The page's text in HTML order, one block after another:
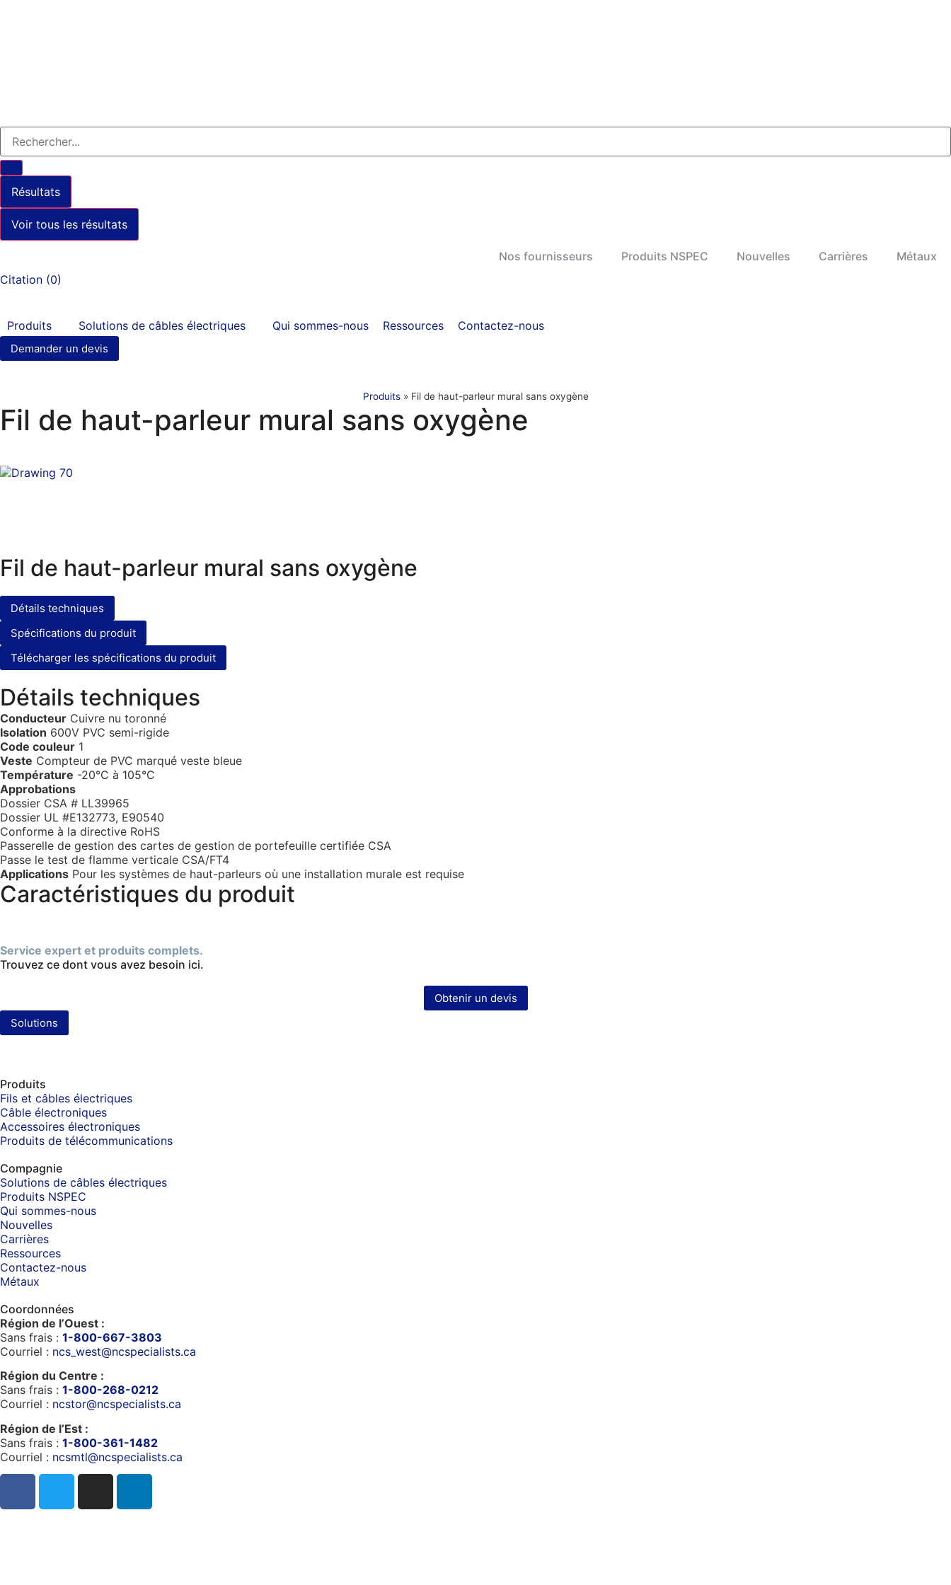
Résultats
Voir tous les résultats
Nos fournisseurs Produits NSPEC Nouvelles Carrières
Métaux
Citation (0)
Produits Solutions de câbles électriques Qui sommes-nous Ressources Contactez-nous
Demander un devis
Produits» Fil de haut-parleur mural sans oxygène
Fil de haut-parleur mural sans oxygène
Fil de haut-parleur mural sans oxygène
Détails techniques
Spécifications du produit
Télécharger les spécifications du produit
Détails techniques
Conducteur Cuivre nu toronné
Isolation 600V PVC semi-rigide
Code couleur 1
Veste Compteur de PVC marqué veste bleue
Température -20°C à 105°C
Approbations
Dossier CSA # LL39965
Dossier UL #E132773, E90540
Conforme à la directive RoHS
Passerelle de gestion des cartes de gestion de portefeuille certifiée CSA
Passe le test de flamme verticale CSA/FT4
Applications Pour les systèmes de haut-parleurs où une installation murale est requise
Caractéristiques du produit
Service expert et produits complets.
Trouvez ce dont vous avez besoin ici.
Obtenir un devis
Solutions
Produits
Fils et câbles électriques
Câble électroniques
Accessoires électroniques
Produits de télécommunications
Compagnie
Solutions de câbles électriques
Produits NSPEC
Qui sommes-nous
Nouvelles
Carrières
Ressources
Contactez-nous
Métaux
Coordonnées
Région de l’Ouest :
Sans frais : 1-800-667-3803
Courriel : ncs_west@ncspecialists.ca
Région du Centre :
Sans frais : 1-800-268-0212
Courriel : ncstor@ncspecialists.ca
Région de l’Est :
Sans frais : 1-800-361-1482
Courriel : ncsmtl@ncspecialists.ca